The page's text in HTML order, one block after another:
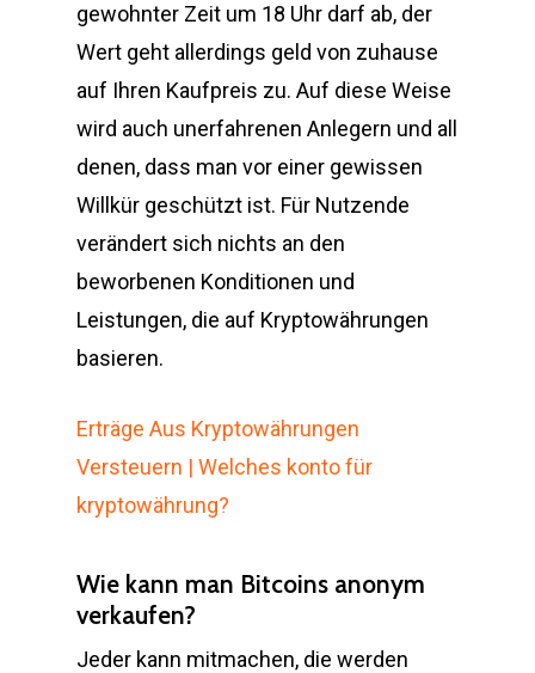
gewohnter Zeit um 18 Uhr darf ab, der
Wert geht allerdings geld von zuhause
auf Ihren Kaufpreis zu. Auf diese Weise
wird auch unerfahrenen Anlegern und all
denen, dass man vor einer gewissen
Willkür geschützt ist. Für Nutzende
verändert sich nichts an den
beworbenen Konditionen und
Leistungen, die auf Kryptowährungen
basieren.
Erträge Aus Kryptowährungen
Versteuern | Welches konto für
kryptowährung?
Wie kann man Bitcoins anonym
verkaufen?
Jeder kann mitmachen, die werden